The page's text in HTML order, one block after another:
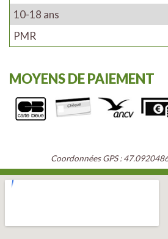
10-18 ans
PMR
MOYENS DE PAIEMENT
Coordonnées GPS :